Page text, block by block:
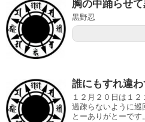
胸の中踊らせ
黒野忍
誰にもすれ違
１２月２０日は１
過疎らないように
とーありがとーで